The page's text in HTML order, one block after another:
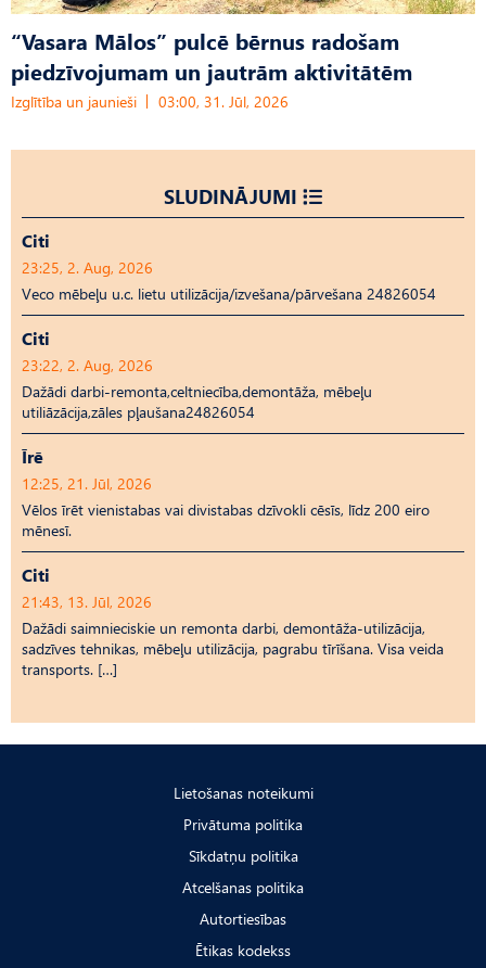
“Vasara Mālos” pulcē bērnus radošam
piedzīvojumam un jautrām aktivitātēm
Izglītība un jaunieši 03:00, 31. Jūl, 2026
SLUDINĀJUMI
Citi
23:25, 2. Aug, 2026
Veco mēbeļu u.c. lietu utilizācija/izvešana/pārvešana 24826054
Citi
23:22, 2. Aug, 2026
Dažādi darbi-remonta,celtniecība,demontāža, mēbeļu
utiliāzācija,zāles pļaušana24826054
Īrē
12:25, 21. Jūl, 2026
Vēlos īrēt vienistabas vai divistabas dzīvokli cēsīs, līdz 200 eiro
mēnesī.
Citi
21:43, 13. Jūl, 2026
Dažādi saimnieciskie un remonta darbi, demontāža-utilizācija,
sadzīves tehnikas, mēbeļu utilizācija, pagrabu tīrīšana. Visa veida
transports. […]
Lietošanas noteikumi
Privātuma politika
Sīkdatņu politika
Atcelšanas politika
Autortiesības
Ētikas kodekss